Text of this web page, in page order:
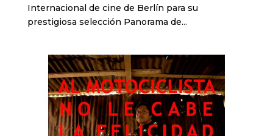
Internacional de cine de Berlín para su
prestigiosa selección Panorama de...